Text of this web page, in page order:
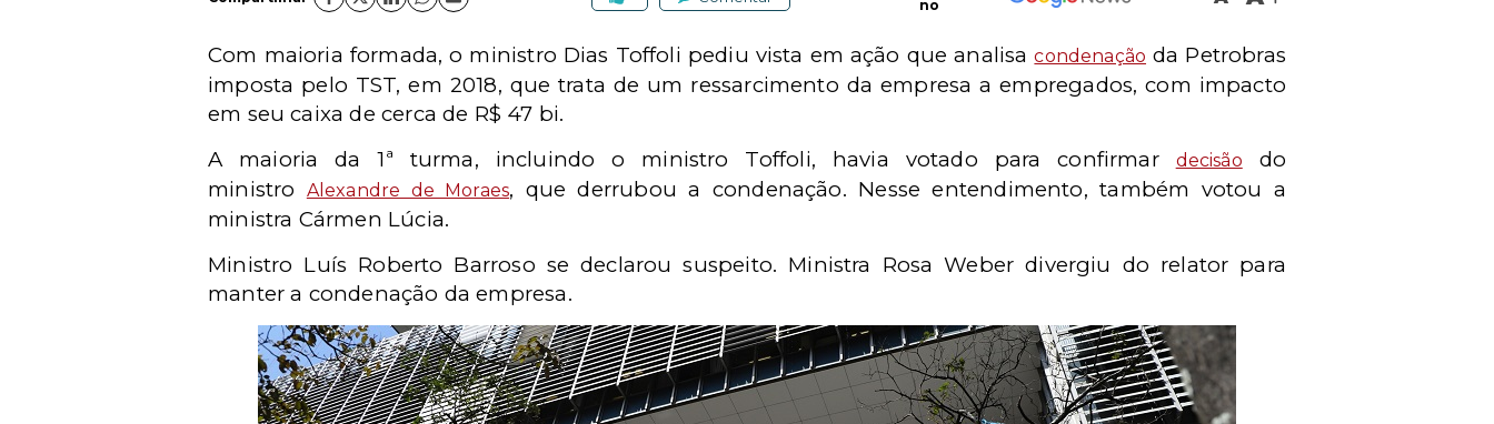
no
Com maioria formada, o ministro Dias Toffoli pediu vista em ação que analisa condenação da Petrobras
imposta pelo TST, em 2018, que trata de um ressarcimento da empresa a empregados, com impacto
em seu caixa de cerca de R$ 47 bi.
A maioria da 1ª turma, incluindo o ministro Toffoli, havia votado para confirmar
decisão
do
ministro
Alexandre de Moraes, que derrubou a condenação. Nesse entendimento, também votou a
ministra Cármen Lúcia.
Ministro Luís Roberto Barroso se declarou suspeito. Ministra Rosa Weber divergiu do relator para
manter a condenação da empresa.